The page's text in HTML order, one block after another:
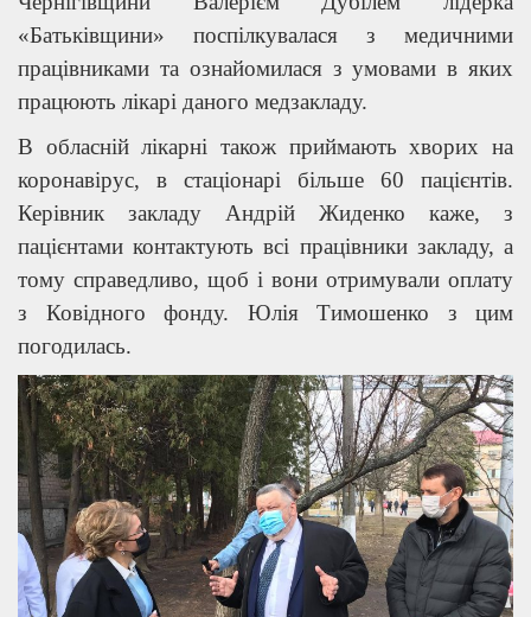
«Батьківщини» поспілкувалася з медичними
працівниками та ознайомилася з умовами в яких
працюють лікарі даного медзакладу.
В обласній лікарні також приймають хворих на
коронавірус, в стаціонарі більше 60 пацієнтів.
Керівник закладу Андрій Жиденко каже, з
пацієнтами контактують всі працівники закладу, а
тому справедливо, щоб і вони отримували оплату
з Ковідного фонду. Юлія Тимошенко з цим
погодилась.